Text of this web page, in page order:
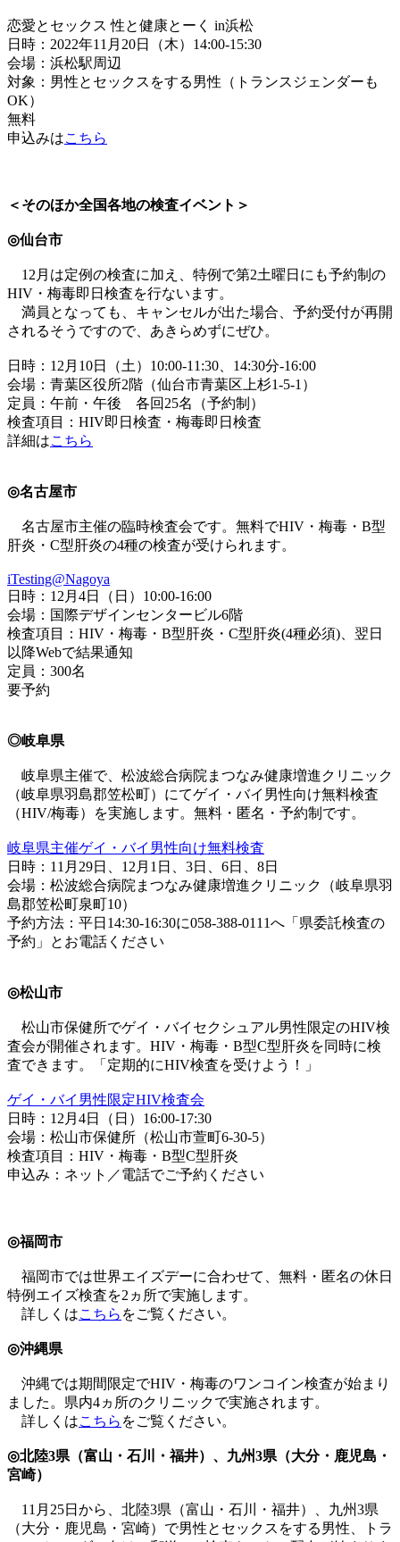
恋愛とセックス 性と健康とーく in浜松
日時：2022年11月20日（木）14:00-15:30
会場：浜松駅周辺
対象：男性とセックスをする男性（トランスジェンダーも
OK）
無料
申込みはこちら
＜そのほか全国各地の検査イベント＞
◎仙台市
12月は定例の検査に加え、特例で第2土曜日にも予約制の
HIV・梅毒即日検査を行ないます。
満員となっても、キャンセルが出た場合、予約受付が再開
されるそうですので、あきらめずにぜひ。
日時：12月10日（土）10:00-11:30、14:30分-16:00
会場：青葉区役所2階（仙台市青葉区上杉1-5-1）
定員：午前・午後 各回25名（予約制）
検査項目：HIV即日検査・梅毒即日検査
詳細はこちら
◎名古屋市
名古屋市主催の臨時検査会です。無料でHIV・梅毒・B型
肝炎・C型肝炎の4種の検査が受けられます。
iTesting@Nagoya
日時：12月4日（日）10:00-16:00
会場：国際デザインセンタービル6階
検査項目：HIV・梅毒・B型肝炎・C型肝炎(4種必須)、翌日
以降Webで結果通知
定員：300名
要予約
◎岐阜県
岐阜県主催で、松波総合病院まつなみ健康増進クリニック
（岐阜県羽島郡笠松町）にてゲイ・バイ男性向け無料検査
（HIV/梅毒）を実施します。無料・匿名・予約制です。
岐阜県主催ゲイ・バイ男性向け無料検査
日時：11月29日、12月1日、3日、6日、8日
会場：松波総合病院まつなみ健康増進クリニック（岐阜県羽
島郡笠松町泉町10）
予約方法：平日14:30-16:30に058-388-0111へ「県委託検査の
予約」とお電話ください
◎松山市
松山市保健所でゲイ・バイセクシュアル男性限定のHIV検
査会が開催されます。HIV・梅毒・B型C型肝炎を同時に検
査できます。「定期的にHIV検査を受けよう！」
ゲイ・バイ男性限定HIV検査会
日時：12月4日（日）16:00-17:30
会場：松山市保健所（松山市萱町6-30-5）
検査項目：HIV・梅毒・B型C型肝炎
申込み：ネット／電話でご予約ください
◎福岡市
福岡市では世界エイズデーに合わせて、無料・匿名の休日
特例エイズ検査を2ヵ所で実施します。
詳しくはこちら をご覧ください。
◎沖縄県
沖縄では期間限定でHIV・梅毒のワンコイン検査が始まり
ました。県内4ヵ所のクリニックで実施されます。
詳しくはこちら をご覧ください。
◎北陸3県（富山・石川・福井）、九州3県（大分・鹿児島・
宮崎）
11月25日から、北陸3県（富山・石川・福井）、九州3県
（大分・鹿児島・宮崎）で男性とセックスをする男性、トラ